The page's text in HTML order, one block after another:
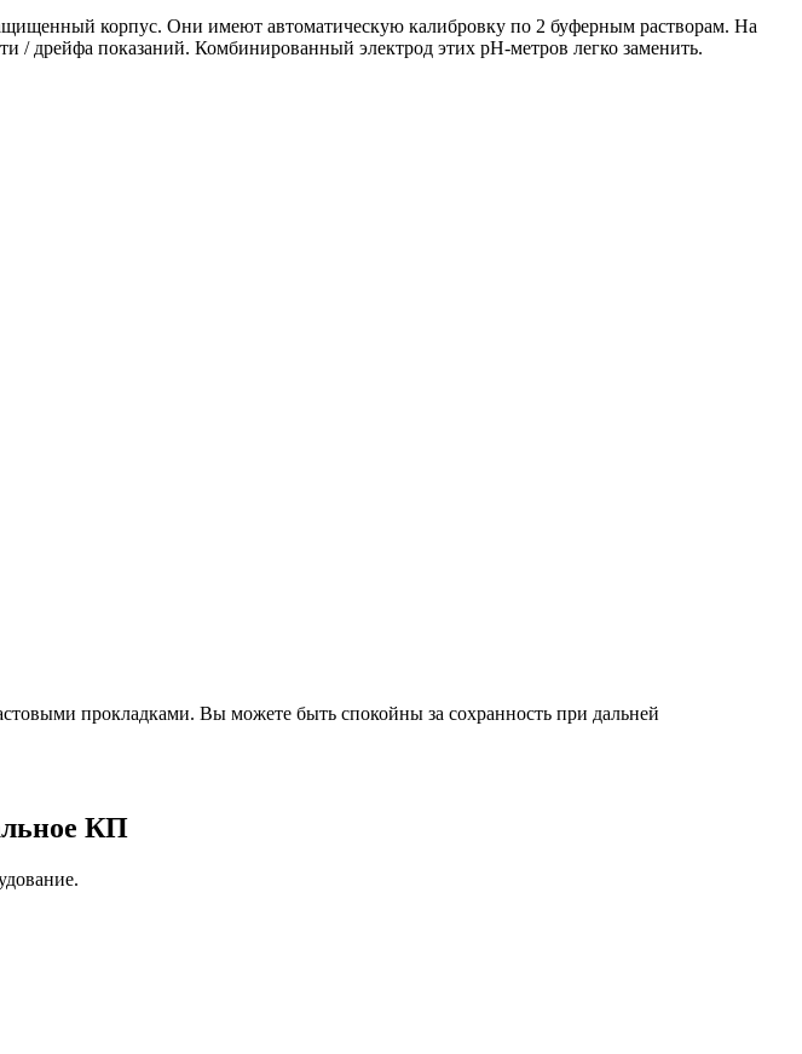
корпус. Они имеют автоматическую калибровку по 2 буферным растворам. На
/ дрейфа показаний. Комбинированный электрод этих pH-метров легко заменить.
прокладками. Вы можете быть спокойны за сохранность при дальней
КП